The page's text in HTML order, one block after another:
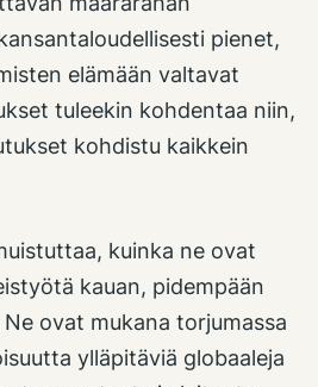
pienet,
elämään valtavat
tuleekin kohdentaa niin,
kohdistu kaikkein
kuinka ne ovat
kauan, pidempään
ovat mukana torjumassa
ylläpitäviä globaaleja